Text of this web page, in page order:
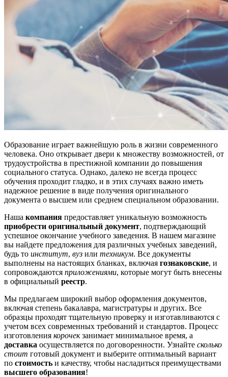
Образование играет важнейшую роль в жизни современного
человека. Оно открывает двери к множеству возможностей, от
трудоустройства в престижной компании до повышения
социального статуса. Однако, далеко не всегда процесс
обучения проходит гладко, и в этих случаях важно иметь
надежное решение в виде получения оригинального
документа о высшем или среднем специальном образовании.
Наша компания предоставляет уникальную возможность
приобрести оригинальный документ, подтверждающий
успешное окончание учебного заведения. В нашем магазине
вы найдете предложения для различных учебных заведений,
будь то институт, вуз или техникум. Все документы
выполнены на настоящих бланках, включая гознаковские, и
сопровождаются приложениями, которые могут быть внесены
в официальный реестр.
Мы предлагаем широкий выбор оформления документов,
включая степень бакалавра, магистратуры и других. Все
образцы проходят тщательную проверку и изготавливаются с
учетом всех современных требований и стандартов. Процесс
изготовления корочекзанимает минимальное время, а
доставка осуществляется по договоренности. Узнайте сколько
стоит готовый документ и выберите оптимальный вариант
по стоимость и качеству, чтобы насладиться преимуществами
высшего образования!